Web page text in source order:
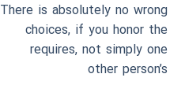
There is absolutely no wrong
choices, if you honor the
requires, not simply one
other person’s